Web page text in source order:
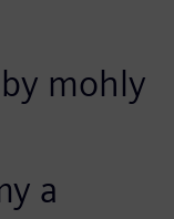
mohly
a